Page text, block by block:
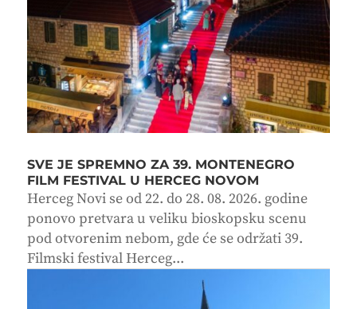
SVE JE SPREMNO ZA 39. MONTENEGRO
FILM FESTIVAL U HERCEG NOVOM
Herceg Novi se od 22. do 28. 08. 2026. godine
ponovo pretvara u veliku bioskopsku scenu
pod otvorenim nebom, gde će se održati 39.
Filmski festival Herceg...